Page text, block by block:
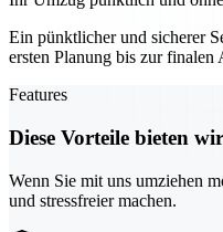
Ein pünktlicher und sicherer
ersten Planung bis zur
Features
Diese Vorteile bieten
Wenn Sie mit uns umziehen
und stressfreier machen.